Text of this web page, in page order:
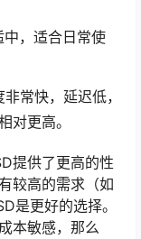
中，适合日常使
常快，延迟低，
对更高。
提供了更高的性
较高的需求（如
是更好的选择。
本敏感，那么